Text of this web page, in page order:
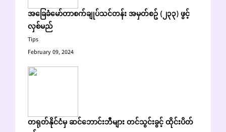
အခြေခံမော်တာစက်ချုပ်သင်တန်း အမှတ်စဥ် (၂၃၃) ဖွင့်
လှစ်မည်
Tips
February 09, 2024
တရုတ်နိုင်ငံမှ ဆင်ဘောင်းဘီများ တင်သွင်းခွင့် ထိုင်းပိတ်